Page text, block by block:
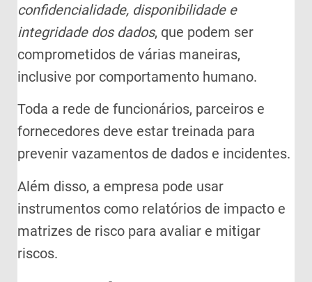
confidencialidade, disponibilidade e
integridade dos dados, que podem ser
comprometidos de várias maneiras,
inclusive por comportamento humano.
Toda a rede de funcionários, parceiros e
fornecedores deve estar treinada para
prevenir vazamentos de dados e incidentes.
Além disso, a empresa pode usar
instrumentos como relatórios de impacto e
matrizes de risco para avaliar e mitigar
riscos.